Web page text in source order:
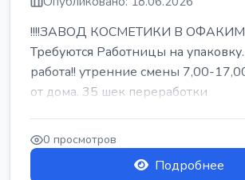
!!!!ЗАВОД КОСМЕТИКИ В
Требуются Работницы на
работа!! утренние смены 7,00-
от дома. 35 шек переработки
0 просмотров
Подробнее